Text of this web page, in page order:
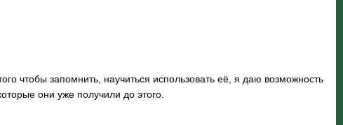
чтобы запомнить, научиться использовать её, я даю возможность
они уже получили до этого.